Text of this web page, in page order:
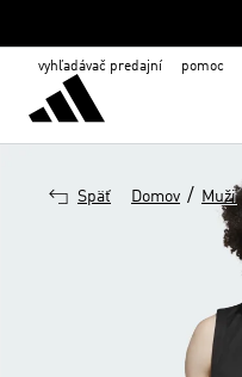
vyhľadávač predajní pomoc
Späť Domov / Muži